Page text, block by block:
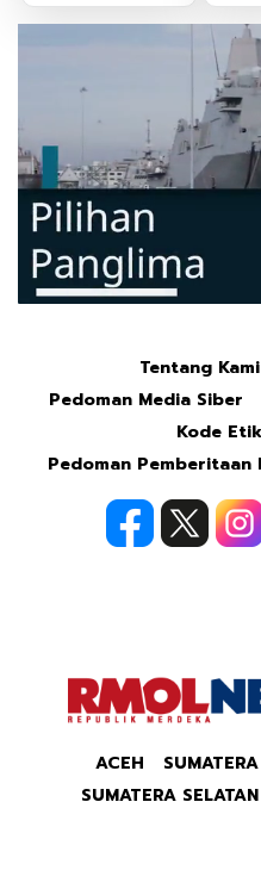
Tentang Kami
Pedoman Media Siber
Kode
Pedoman Pemberitaan
ACEH
SUMATERA SELATAN